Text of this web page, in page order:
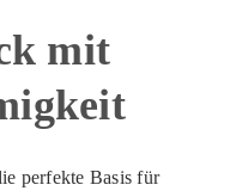
mit
perfekte Basis für